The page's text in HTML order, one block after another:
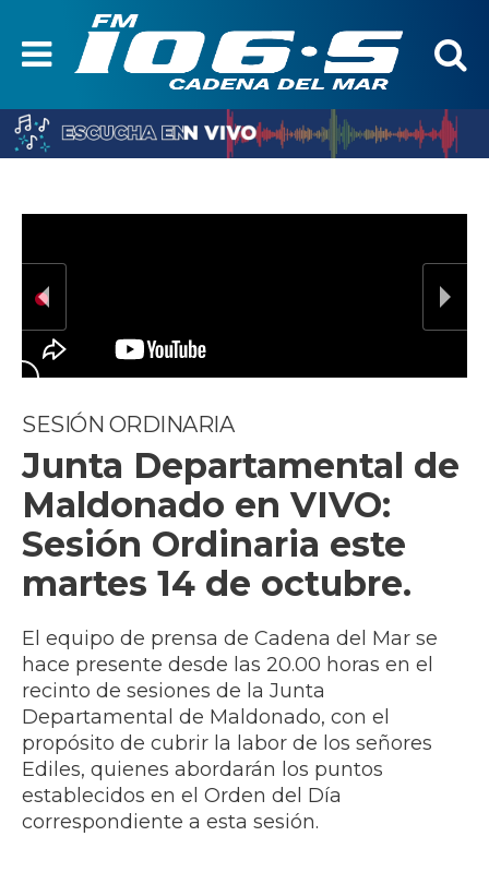
SESIÓN ORDINARIA
Junta Departamental de
Maldonado en VIVO:
Sesión Ordinaria este
martes 14 de octubre.
El equipo de prensa de Cadena del Mar se
hace presente desde las 20.00 horas en el
recinto de sesiones de la Junta
Departamental de Maldonado, con el
propósito de cubrir la labor de los señores
Ediles, quienes abordarán los puntos
establecidos en el Orden del Día
correspondiente a esta sesión.